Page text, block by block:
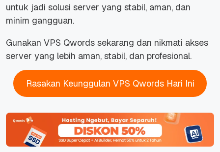
untuk jadi solusi server yang stabil, aman, dan
minim gangguan.
Gunakan VPS Qwords sekarang dan nikmati akses
server yang lebih aman, stabil, dan profesional.
Rasakan Keunggulan VPS Qwords Hari Ini